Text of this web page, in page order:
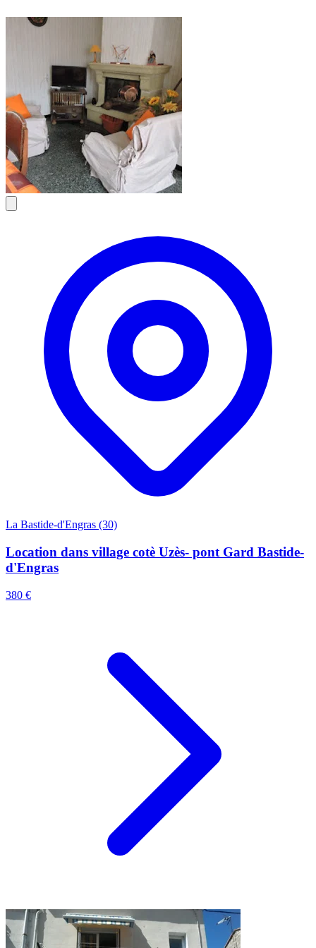
La Bastide-d'Engras (30)
Location dans village cotè Uzès- pont Gard Bastide-
d'Engras
380 €